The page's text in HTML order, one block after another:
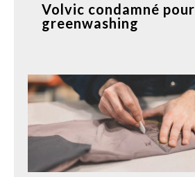
Volvic condamné pour
greenwashing